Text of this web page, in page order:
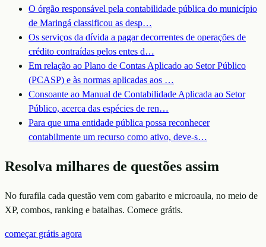
O órgão responsável pela contabilidade pública do município
de Maringá classificou as desp…
Os serviços da dívida a pagar decorrentes de operações de
crédito contraídas pelos entes d…
Em relação ao Plano de Contas Aplicado ao Setor Público
(PCASP) e às normas aplicadas aos …
Consoante ao Manual de Contabilidade Aplicada ao Setor
Público, acerca das espécies de ren…
Para que uma entidade pública possa reconhecer
contabilmente um recurso como ativo, deve-s…
Resolva milhares de questões assim
No furafila cada questão vem com gabarito e microaula, no meio de
XP, combos, ranking e batalhas. Comece grátis.
começar grátis agora